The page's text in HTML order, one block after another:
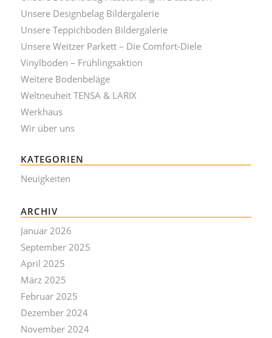
Unsere Designbelag Bildergalerie
Unsere Teppichboden Bildergalerie
Unsere Weitzer Parkett – Die Comfort-Diele
Vinylboden – Frühlingsaktion
Weitere Bodenbeläge
Weltneuheit TENSA & LARIX
Werkhaus
Wir über uns
KATEGORIEN
Neuigkeiten
ARCHIV
Januar 2026
September 2025
April 2025
März 2025
Februar 2025
Dezember 2024
November 2024